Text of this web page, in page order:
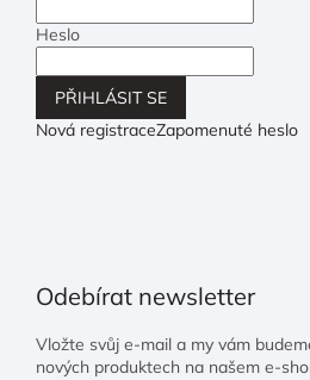
Heslo
PŘIHLÁSIT SE
Nová registraceZapomenuté heslo
Odebírat newsletter
Vložte svůj e-mail a my vám
nových produktech na našem e-